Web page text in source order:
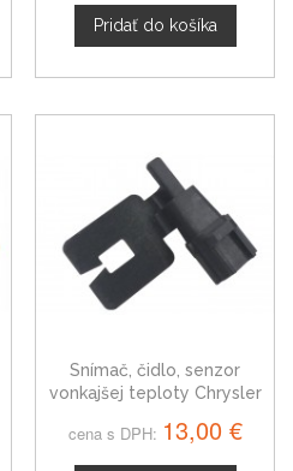
Pridať do košíka
Snímač, čidlo, senzor
vonkajšej teploty Chrysler
cena s DPH: 13,00 €